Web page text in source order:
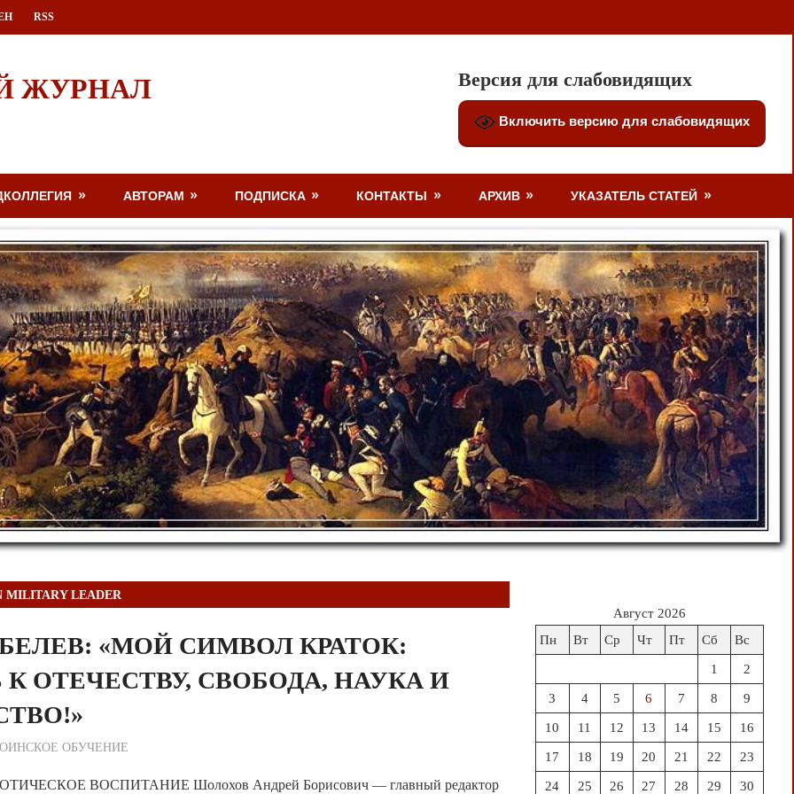
RSS
ЖУРНАЛ Версия для слабовидящих
Включить версию для слабовидящих
АВТОРАМ ПОДПИСКА КОНТАКТЫ АРХИВ УКАЗАТЕЛЬ СТАТЕЙ
MILITARY LEADER
«МОЙ СИМВОЛ КРАТОК:
ОТЕЧЕСТВУ, СВОБОДА, НАУКА И
по Редакции
ОБУЧЕНИЕ
ВОСПИТАНИЕ Шолохов Андрей Борисович — главный редактор
Август 2026
Пн
Вт Ср Чт Пт Сб Вс
1 2
3 4 5 6 7 8 9
10 11 12 13 14 15 16
17 18 19 20 21 22 23
24 25 26 27 28 29 30